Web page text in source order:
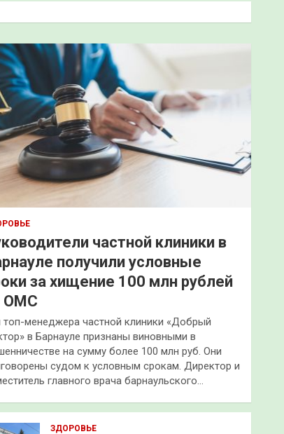
частной клиники в
получили условные
за хищение 100 млн рублей
ОМС
топ-менеджера частной клиники «Добрый
в Барнауле признаны виновными в
на сумму более 100 млн руб. Они
судом к условным срокам. Директор и
главного врача барнаульского…
ЗДОРОВЬЕ